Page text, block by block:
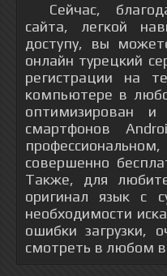
Сейчас,
сайта, легкой
доступу, вы
онлайн турецкий
регистрации на
компьютере в
оптимизирован
смартфонов
совершенно
Также, для
оригинал язык с
необходимости
ошибки загрузки,
смотреть в любом